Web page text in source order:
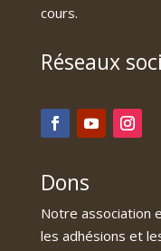
cours.
Réseaux
Dons
Notre association
les adhésions et